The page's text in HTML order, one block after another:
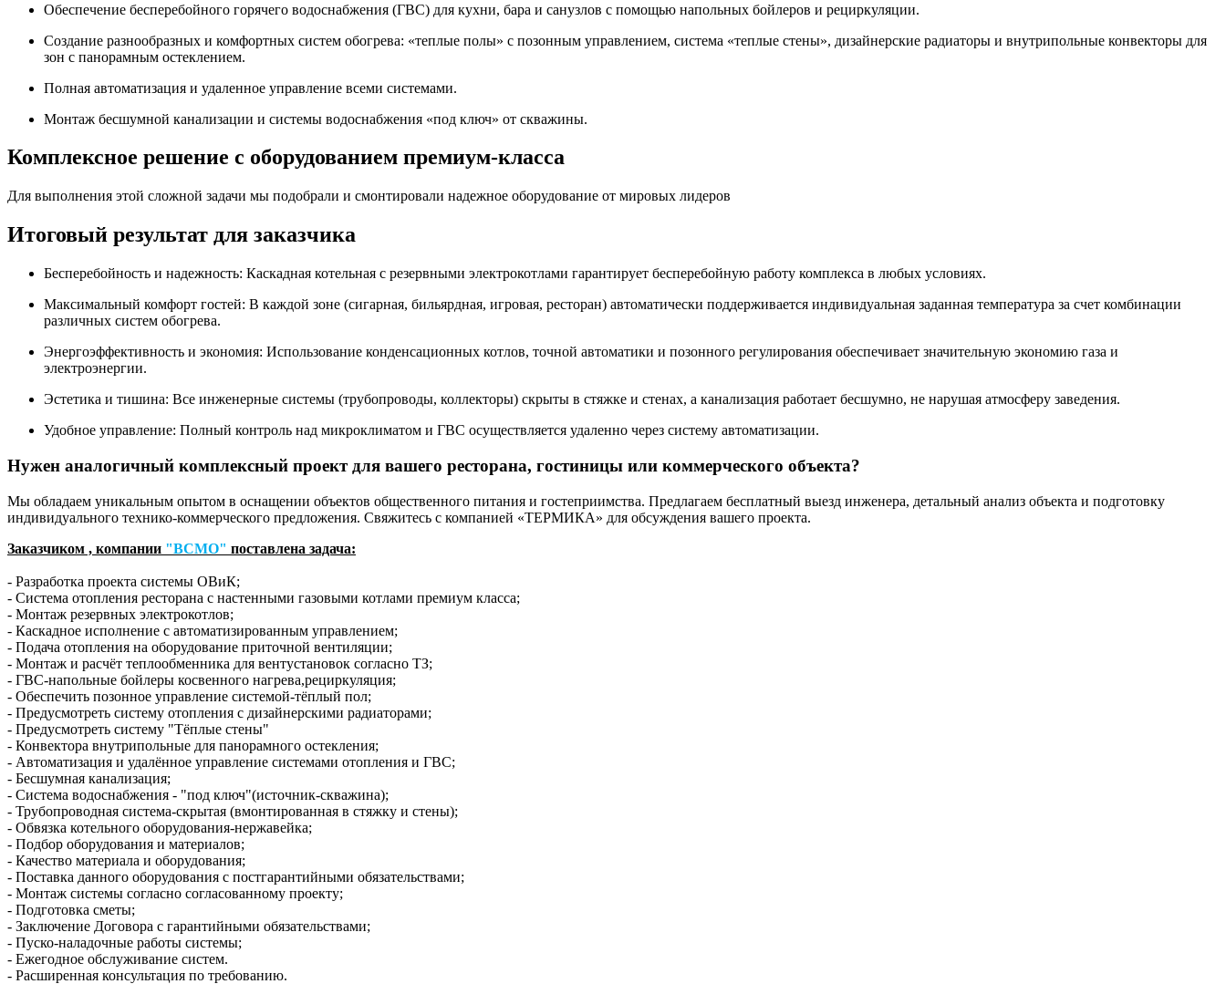
Обеспечение бесперебойного горячего водоснабжения (ГВС) для кухни, бара и санузлов с помощью напольных бойлеров и рециркуляции.
Создание разнообразных и комфортных систем обогрева: «теплые полы» с позонным управлением, система «теплые стены», дизайнерские радиаторы и внутрипольные конвекторы для
зон с панорамным остеклением.
Полная автоматизация и удаленное управление всеми системами.
Монтаж бесшумной канализации и системы водоснабжения «под ключ» от скважины.
Комплексное решение с оборудованием премиум-класса
Для выполнения этой сложной задачи мы подобрали и смонтировали надежное оборудование от мировых лидеров
Итоговый результат для заказчика
Бесперебойность и надежность: Каскадная котельная с резервными электрокотлами гарантирует бесперебойную работу комплекса в любых условиях.
Максимальный комфорт гостей: В каждой зоне (сигарная, бильярдная, игровая, ресторан) автоматически поддерживается индивидуальная заданная температура за счет комбинации
различных систем обогрева.
Энергоэффективность и экономия: Использование конденсационных котлов, точной автоматики и позонного регулирования обеспечивает значительную экономию газа и
электроэнергии.
Эстетика и тишина: Все инженерные системы (трубопроводы, коллекторы) скрыты в стяжке и стенах, а канализация работает бесшумно, не нарушая атмосферу заведения.
Удобное управление: Полный контроль над микроклиматом и ГВС осуществляется удаленно через систему автоматизации.
Нужен аналогичный комплексный проект для вашего ресторана, гостиницы или коммерческого объекта?
Мы обладаем уникальным опытом в оснащении объектов общественного питания и гостеприимства. Предлагаем бесплатный выезд инженера, детальный анализ объекта и подготовку
индивидуального технико-коммерческого предложения. Свяжитесь с компанией «ТЕРМИКА» для обсуждения вашего проекта.
Заказчиком , компании "ВСМО" поставлена задача:
- Разработка проекта системы ОВиК;
- Система отопления ресторана с настенными газовыми котлами премиум класса;
- Монтаж резервных электрокотлов;
- Каскадное исполнение с автоматизированным управлением;
- Подача отопления на оборудование приточной вентиляции;
- Монтаж и расчёт теплообменника для вентустановок согласно ТЗ;
- ГВС-напольные бойлеры косвенного нагрева,рециркуляция;
- Обеспечить позонное управление системой-тёплый пол;
- Предусмотреть систему отопления с дизайнерскими радиаторами;
- Предусмотреть систему "Тёплые стены"
- Конвектора внутрипольные для панорамного остекления;
- Автоматизация и удалённое управление системами отопления и ГВС;
- Бесшумная канализация;
- Система водоснабжения - "под ключ"(источник-скважина);
- Трубопроводная система-скрытая (вмонтированная в стяжку и стены);
- Обвязка котельного оборудования-нержавейка;
- Подбор оборудования и материалов;
- Качество материала и оборудования;
- Поставка данного оборудования с постгарантийными обязательствами;
- Монтаж системы согласно согласованному проекту;
- Подготовка сметы;
- Заключение Договора с гарантийными обязательствами;
- Пуско-наладочные работы системы;
- Ежегодное обслуживание систем.
- Расширенная консультация по требованию.